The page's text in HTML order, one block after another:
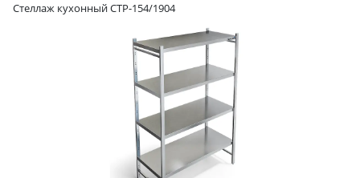
Стеллаж кухонный СТР-154/1904